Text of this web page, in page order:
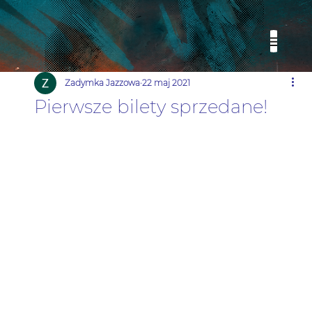
Pierwsze bilety sprzedane!
Zadymka Jazzowa 22 maj 2021